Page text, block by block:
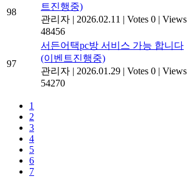
98
트진행중)
관리자 | 2026.02.11 | Votes 0 | Views
48456
97
서든어택pc방 서비스 가능 합니다
(이벤트진행중)
관리자 | 2026.01.29 | Votes 0 | Views
54270
1
2
3
4
5
6
7